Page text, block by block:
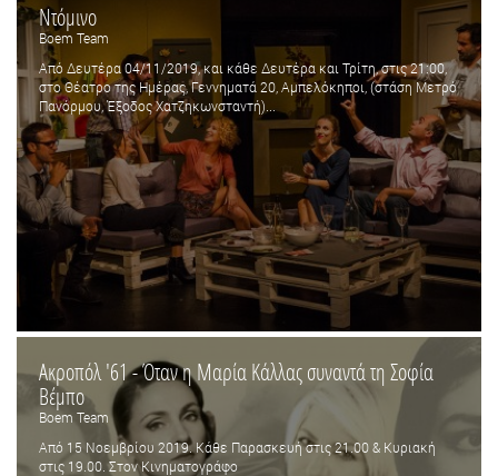
Ντόμινο
Boem Team
Από Δευτέρα 04/11/2019, και κάθε Δευτέρα και Τρίτη, στις 21:00,
στο Θέατρο της Ημέρας, Γεννηματά 20, Αμπελόκηποι, (στάση Μετρό
Πανόρμου, Έξοδος Χατζηκωνσταντή)...
Ακροπόλ '61 - Όταν η Μαρία Κάλλας συναντά τη Σοφία
Βέμπο
Boem Team
Από 15 Νοεμβρίου 2019. Κάθε Παρασκευή στις 21.00 & Κυριακή
στις 19.00. Στον Κινηματογράφο